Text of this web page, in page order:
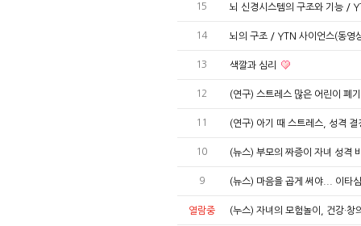
15 뇌 신경시스템의 구조와 기능 /
14 뇌의 구조 / YTN 사이언스(동영
13 색깔과 심리
12 (연구) 스트레스 많은 어린이 폐
11 (연구) 아기 때 스트레스, 성격
10 (뉴스) 부모의 짜증이 자녀 성격
9 (뉴스) 마음을 곱게 써야... 이타
열람중 (누스) 자녀의 모험놀이, 건강·